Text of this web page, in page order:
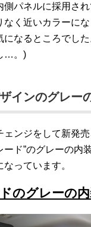
側パネルに採用さ
なく近いカラーに
になるところでし
…。)
インのグレー
ェンジをして新発
ード”のグレーの内
っています。
のグレーの